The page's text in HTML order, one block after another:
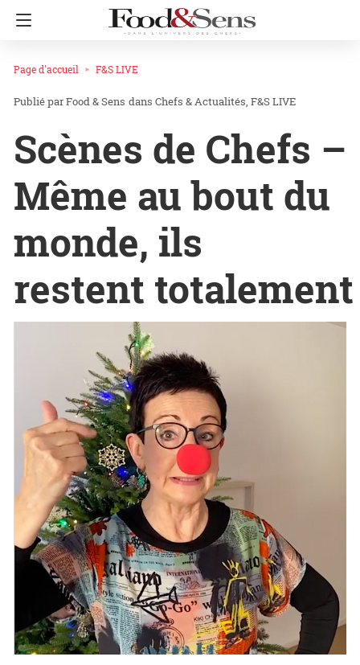
Page d'accueil F&S LIVE
Food & Sens dans Chefs & Actualités F&S LIVE
Scènes de Chefs –
Même au bout du
monde, ils
restent totalement